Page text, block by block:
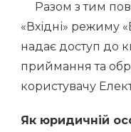
Разом з тим
«Вхідні» режиму
надає доступ до
приймання та
користувачу
Як юридичній